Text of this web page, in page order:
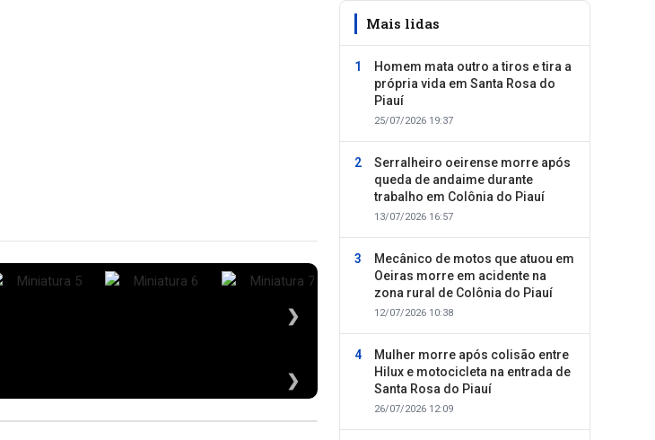
❯
❯
Mais lidas
Homem mata outro a tiros e tira a
própria vida em Santa Rosa do
Piauí
25/07/2026 19:37
Serralheiro oeirense morre após
queda de andaime durante
trabalho em Colônia do Piauí
13/07/2026 16:57
Mecânico de motos que atuou em
Oeiras morre em acidente na
zona rural de Colônia do Piauí
12/07/2026 10:38
Mulher morre após colisão entre
Hilux e motocicleta na entrada de
Santa Rosa do Piauí
26/07/2026 12:09